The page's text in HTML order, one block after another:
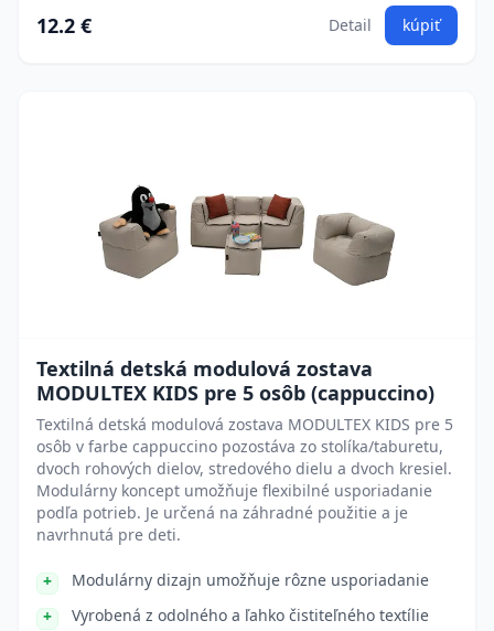
12.2 € Detail kúpiť
Textilná detská modulová zostava
MODULTEX KIDS pre 5 osôb (cappuccino)
Textilná detská modulová zostava MODULTEX KIDS pre 5
osôb v farbe cappuccino pozostáva zo stolíka/taburetu,
dvoch rohových dielov, stredového dielu a dvoch kresiel.
Modulárny koncept umožňuje flexibilné usporiadanie
podľa potrieb. Je určená na záhradné použitie a je
navrhnutá pre deti.
Modulárny dizajn umožňuje rôzne usporiadanie
Vyrobená z odolného a ľahko čistiteľného textílie